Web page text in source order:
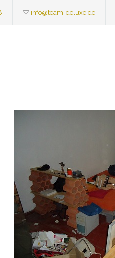
info@team-deluxe.de